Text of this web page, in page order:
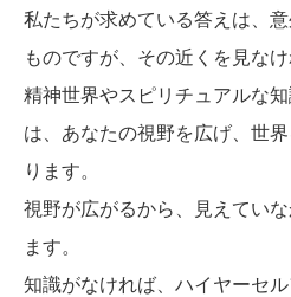
私たちが求めている答えは、
ものですが、その近くを見な
精神世界やスピリチュアルな
は、あなたの視野を広げ、世
ります。
視野が広がるから、見えてい
ます。
知識がなければ、ハイヤーセ